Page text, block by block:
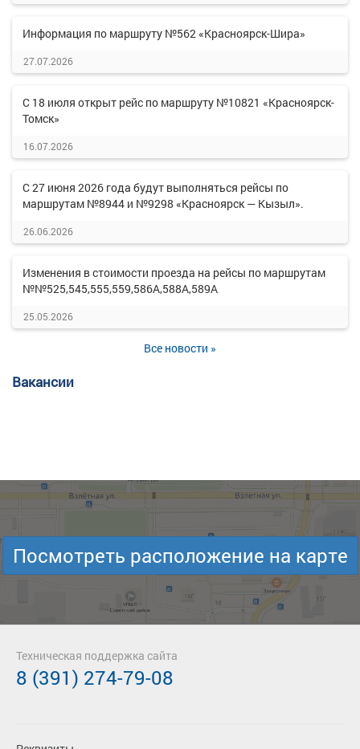
Информация по маршруту №562 «Красноярск-Шира»
27.07.2026
С 18 июля открыт рейс по маршруту №10821 «Красноярск-
Томск»
16.07.2026
С 27 июня 2026 года будут выполняться рейсы по
маршрутам №8944 и №9298 «Красноярск — Кызыл».
26.06.2026
Изменения в стоимости проезда на рейсы по маршрутам
№№525,545,555,559,586А,588А,589А
25.05.2026
Все новости »
Вакансии
Посмотреть расположение на карте
Техническая поддержка сайта
8 (391) 274-79-08